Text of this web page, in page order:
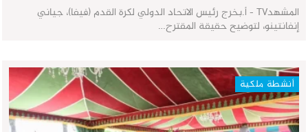
المشهدTV - أ.بخرج رئيس الاتحاد الدولي لكرة القدم (فيفا)، جياني
إنفانتينو، لتوضيح حقيقة المقترح…
أنشطة ملكية